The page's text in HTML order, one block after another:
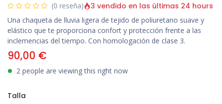
(0 reseña) 3 vendido en las últimas 24 hours
Una chaqueta de lluvia ligera de tejido de poliuretano suave y
elástico que te proporciona confort y protección frente a las
inclemencias del tiempo. Con homologación de clase 3.
90,00 €
2 people are viewing this right now
Talla